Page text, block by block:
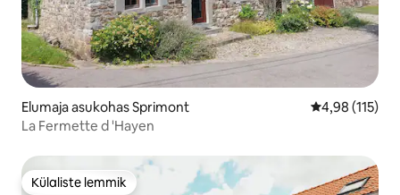
Elumaja asukohas Sprimont Keskmine
4,98 (115)
La Fermette d 'Hayen
Külaliste lemmik
Külaliste lemmik